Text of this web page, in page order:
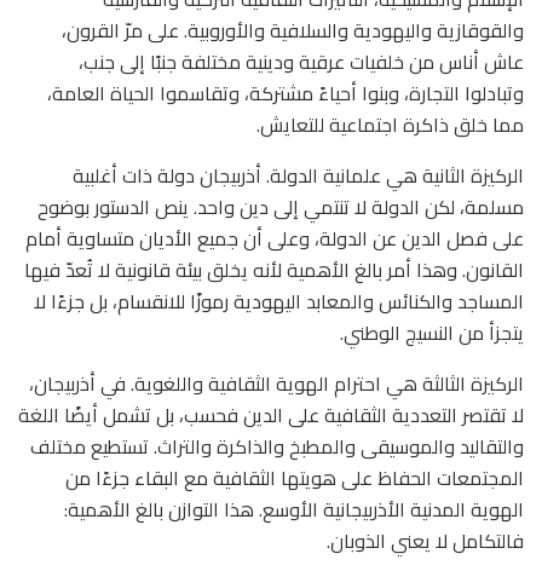
والقوقازية واليهودية والسلافية والأوروبية. على مرّ القرون،
عاش أناس من خلفيات عرقية ودينية مختلفة جنبًا إلى جنب،
وتبادلوا التجارة، وبنوا أحياءً مشتركة، وتقاسموا الحياة العامة،
مما خلق ذاكرة اجتماعية للتعايش.
الركيزة الثانية هي علمانية الدولة. أذربيجان دولة ذات أغلبية
مسلمة، لكن الدولة لا تنتمي إلى دين واحد. ينص الدستور بوضوح
على فصل الدين عن الدولة، وعلى أن جميع الأديان متساوية أمام
القانون. وهذا أمر بالغ الأهمية لأنه يخلق بيئة قانونية لا تُعدّ فيها
المساجد والكنائس والمعابد اليهودية رموزًا للانقسام، بل جزءًا لا
يتجزأ من النسيج الوطني.
الركيزة الثالثة هي احترام الهوية الثقافية واللغوية. في أذربيجان،
لا تقتصر التعددية الثقافية على الدين فحسب، بل تشمل أيضًا اللغة
والتقاليد والموسيقى والمطبخ والذاكرة والتراث. تستطيع مختلف
المجتمعات الحفاظ على هويتها الثقافية مع البقاء جزءًا من
الهوية المدنية الأذربيجانية الأوسع. هذا التوازن بالغ الأهمية:
فالتكامل لا يعني الذوبان.